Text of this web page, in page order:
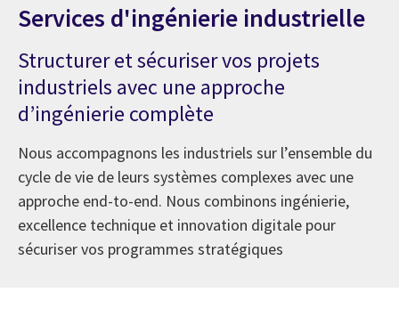
Services d'ingénierie industrielle
Structurer et sécuriser vos projets
industriels avec une approche
d’ingénierie complète
Nous accompagnons les industriels sur l’ensemble du
cycle de vie de leurs systèmes complexes avec une
approche end-to-end. Nous combinons ingénierie,
excellence technique et innovation digitale pour
sécuriser vos programmes stratégiques